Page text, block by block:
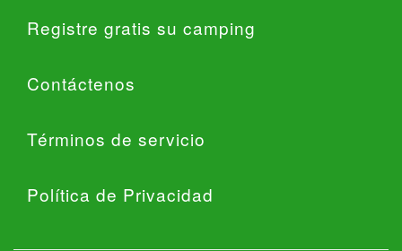
Registre gratis su camping
Contáctenos
Términos de servicio
Política de Privacidad